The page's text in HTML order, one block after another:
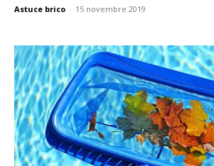
Astuce brico - 15 novembre 2019